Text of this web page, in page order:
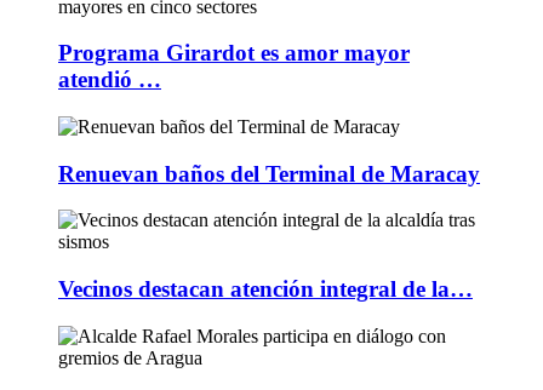
Programa Girardot es amor mayor
atendió …
Renuevan baños del Terminal de Maracay
Vecinos destacan atención integral de la…